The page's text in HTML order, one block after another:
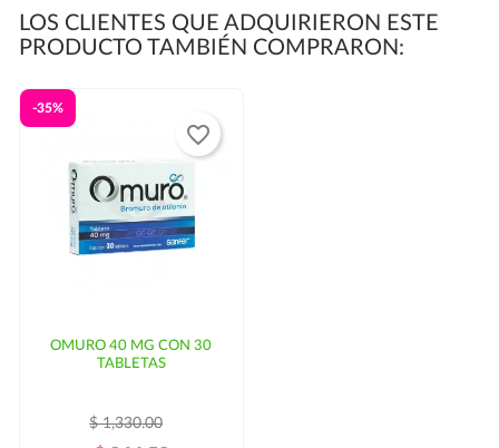
LOS CLIENTES QUE ADQUIRIERON ESTE
PRODUCTO TAMBIÉN COMPRARON:
OMURO 40 MG CON 30
TABLETAS
$ 1,330.00
-35%
favorite_border